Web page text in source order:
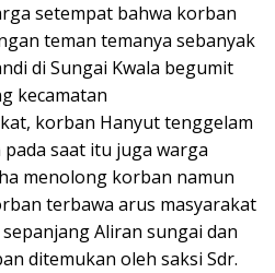
setempat bahwa korban
teman temanya sebanyak
di Sungai Kwala begumit
kecamatan
korban Hanyut tenggelam
saat itu juga warga
menolong korban namun
terbawa arus masyarakat
Aliran sungai dan
ditemukan oleh saksi Sdr.